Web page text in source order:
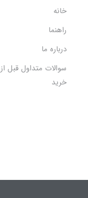
خانه
راهنما
درباره ما
سوالات متداول قبل از
خرید